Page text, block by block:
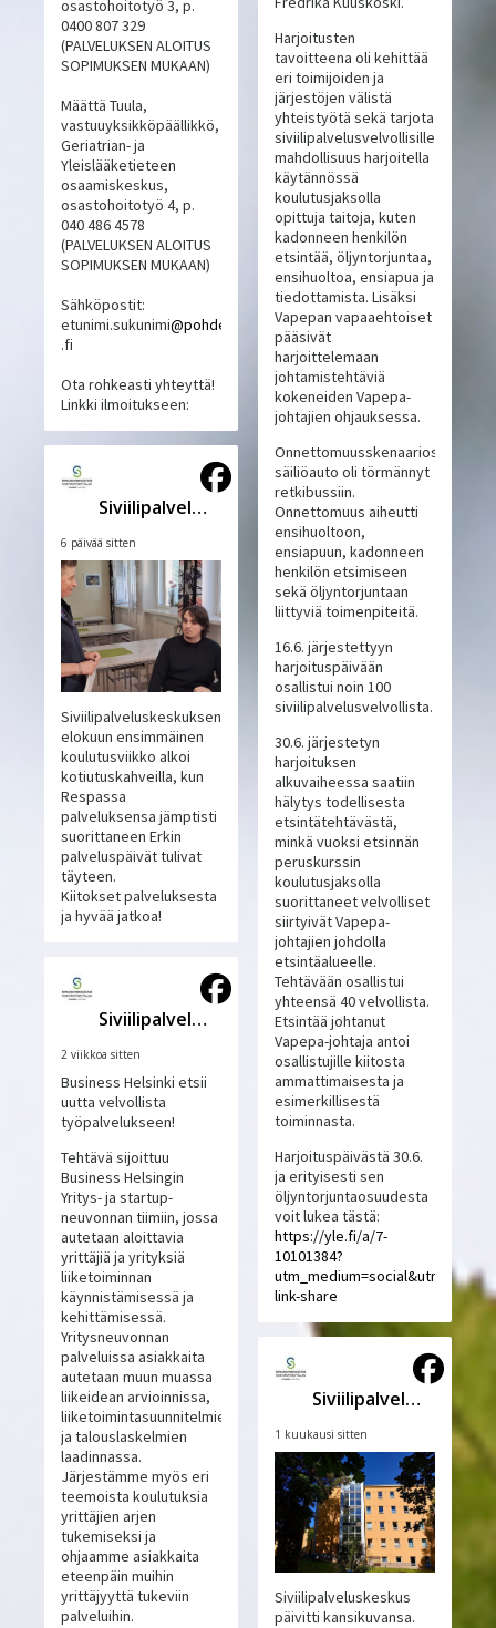
osastohoitotyö 3, p.
0400 807 329
(PALVELUKSEN ALOITUS
SOPIMUKSEN MUKAAN)
Määttä Tuula,
vastuuyksikköpäällikkö,
Geriatrian- ja
Yleislääketieteen
osaamiskeskus,
osastohoitotyö 4, p.
040 486 4578
(PALVELUKSEN ALOITUS
SOPIMUKSEN MUKAAN)
Sähköpostit:
etunimi.sukunimi@pohde
.fi
Ota rohkeasti yhteyttä!
Linkki ilmoitukseen:
Siviilipalveluskeskus
6 päivää sitten
Siviilipalveluskeskuksen
elokuun ensimmäinen
koulutusviikko alkoi
kotiutuskahveilla, kun
Respassa
palveluksensa jämptisti
suorittaneen Erkin
palveluspäivät tulivat
täyteen.
Kiitokset palveluksesta
ja hyvää jatkoa!
Siviilipalveluskeskus
2 viikkoa sitten
Business Helsinki etsii
uutta velvollista
työpalvelukseen!
Tehtävä sijoittuu
Business Helsingin
Yritys- ja startup-
neuvonnan tiimiin, jossa
autetaan aloittavia
yrittäjiä ja yrityksiä
liiketoiminnan
käynnistämisessä ja
kehittämisessä.
Yritysneuvonnan
palveluissa asiakkaita
autetaan muun muassa
liikeidean arvioinnissa,
liiketoimintasuunnitelmien
ja talouslaskelmien
laadinnassa.
Järjestämme myös eri
teemoista koulutuksia
yrittäjien arjen
tukemiseksi ja
ohjaamme asiakkaita
eteenpäin muihin
yrittäjyyttä tukeviin
palveluihin.
Harjoitusten
tavoitteena oli kehittää
eri toimijoiden ja
järjestöjen välistä
yhteistyötä sekä tarjota
siviilipalvelusvelvollisille
mahdollisuus harjoitella
käytännössä
koulutusjaksolla
opittuja taitoja, kuten
kadonneen henkilön
etsintää, öljyntorjuntaa,
ensihuoltoa, ensiapua ja
tiedottamista. Lisäksi
Vapepan vapaaehtoiset
pääsivät
harjoittelemaan
johtamistehtäviä
kokeneiden Vapepa-
johtajien ohjauksessa.
Onnettomuusskenaariossa
säiliöauto oli törmännyt
retkibussiin.
Onnettomuus aiheutti
ensihuoltoon,
ensiapuun, kadonneen
henkilön etsimiseen
sekä öljyntorjuntaan
liittyviä toimenpiteitä.
16.6. järjestettyyn
harjoituspäivään
osallistui noin 100
siviilipalvelusvelvollista.
30.6. järjestetyn
harjoituksen
alkuvaiheessa saatiin
hälytys todellisesta
etsintätehtävästä,
minkä vuoksi etsinnän
peruskurssin
koulutusjaksolla
suorittaneet velvolliset
siirtyivät Vapepa-
johtajien johdolla
etsintäalueelle.
Tehtävään osallistui
yhteensä 40 velvollista.
Etsintää johtanut
Vapepa-johtaja antoi
osallistujille kiitosta
ammattimaisesta ja
esimerkillisestä
toiminnasta.
Harjoituspäivästä 30.6.
ja erityisesti sen
öljyntorjuntaosuudesta
voit lukea tästä:
https://yle.fi/a/7-
10101384?
link-share
Siviilipalveluskeskus
1 kuukausi sitten
Siviilipalveluskeskus
päivitti kansikuvansa.